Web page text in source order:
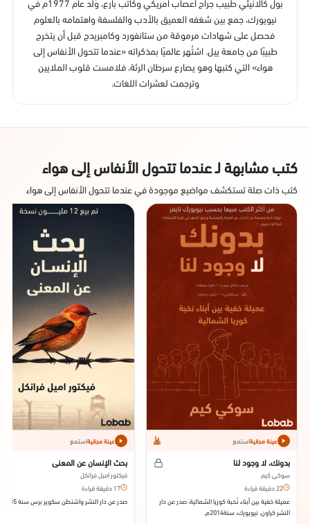
نيويورك، جمع بين شغفه العميق بالأدب والفلسفة واهتمامه بالعلوم
فحصل على شهادات مرموقة من ستانفورد وكامبريدج قبل أن يتخرج
طبيبًا من جامعة ييل. اشتُهر عالميًا بمذكراته «عندما تتحول الأنفاس إلى
هواء» التي كتبها وهو يصارع سرطان الرئة، فلامست قلوب الملايين
وترجمت لعشرات اللغات.
كتب مشابهة لـ عندما تتحول الأنفاس إلى هواء
كتب ذات صلة تستكشف مواضيع موجودة في عندما تتحول الأنفاس إلى هواء
عينة مجانيةاستمع
بدونك، لا وجود لنا
سوكي كيم
22 دقيقة قراءة
عميلة خفية بين أبناء نُخبة كوريا الشمالية، صدر عن دار
النشر كراون، نيويورك، سنة2014م.
عينة مجانيةاستمع
بحث الإنسان عن المعنى
فيكتور اميل فرانكل
17 دقيقة قراءة
صدر عن دار النشر واشنطن سكوير برس سنة 1985.